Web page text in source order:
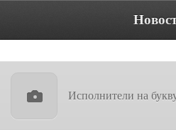
Исполнители на